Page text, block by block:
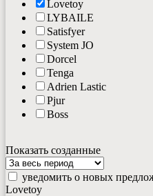
Lovetoy
LYBAILE
Satisfyer
System JO
Dorcel
Tenga
Adrien Lastic
Pjur
Boss
Показать созданные
уведомить о новых
Lovetoy